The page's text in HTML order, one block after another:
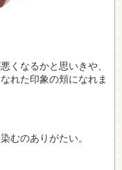
くなるかと思いきや、
れた印象の頬になれま
むのありがたい。